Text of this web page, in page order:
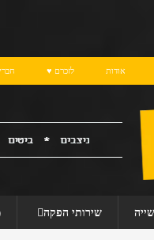
לזכרם ♥ אודות
שירותי הפקה